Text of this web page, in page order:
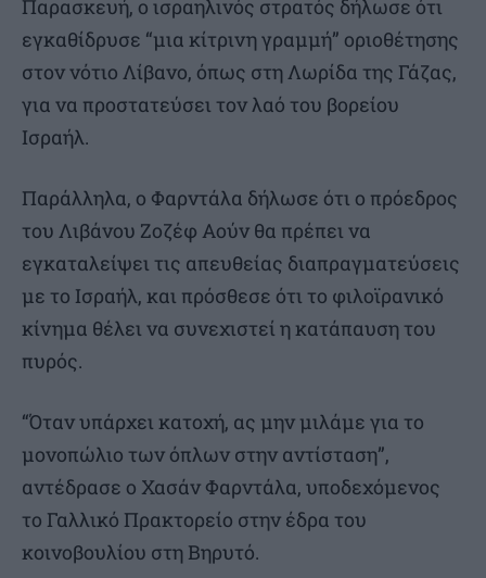
Παρασκευή, ο ισραηλινός στρατός δήλωσε ότι
εγκαθίδρυσε “μια κίτρινη γραμμή” οριοθέτησης
στον νότιο Λίβανο, όπως στη Λωρίδα της Γάζας,
για να προστατεύσει τον λαό του βορείου
Ισραήλ.
Παράλληλα, ο Φαρντάλα δήλωσε ότι ο πρόεδρος
του Λιβάνου Ζοζέφ Αούν θα πρέπει να
εγκαταλείψει τις απευθείας διαπραγματεύσεις
με το Ισραήλ, και πρόσθεσε ότι το φιλοϊρανικό
κίνημα θέλει να συνεχιστεί η κατάπαυση του
πυρός.
“Όταν υπάρχει κατοχή, ας μην μιλάμε για το
μονοπώλιο των όπλων στην αντίσταση”,
αντέδρασε ο Χασάν Φαρντάλα, υποδεχόμενος
το Γαλλικό Πρακτορείο στην έδρα του
κοινοβουλίου στη Βηρυτό.